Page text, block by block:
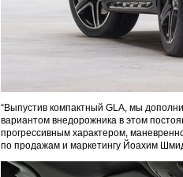
“Выпустив компактный GLA, мы
вариантом внедорожника в этом
прогрессивным характером,
по продажам и маркетингу Йоахим